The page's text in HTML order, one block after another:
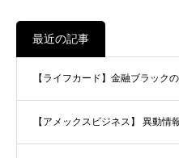
最近の記事
【ライフカード】金融ブラック
【アメックスビジネス】 異動情